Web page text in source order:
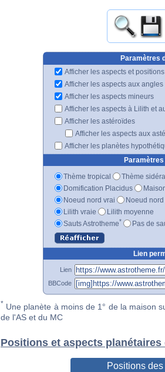
Paramètres
Afficher les aspects et
Afficher les aspects aux angles
Afficher les aspects mineurs
Afficher les aspects à Lilith et
Afficher les astéroïdes
Afficher les aspects aux
Afficher les planètes
Thème tropical
Thème
Domification Placidus
Noeud nord vrai
Noeud
Lilith vraie
Lilith moyenne
Sauts Astrotheme* Pas de
Lien
Lien
BBCode
* Une planète à moins de 1° de la maison
de l'AS et du MC
Positions et aspects planétaires
Positions